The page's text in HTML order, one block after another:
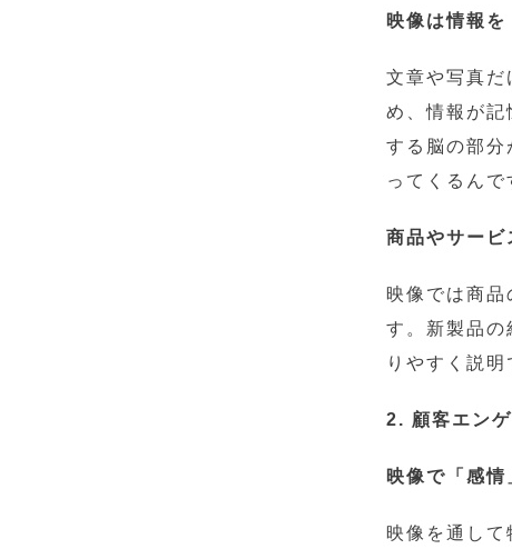
映像は情報を
文章や写真だ
め、情報が記
する脳の部分
ってくるんで
商品やサービ
映像では商品
す。新製品の
りやすく説
2. 顧客エン
映像で「感情
映像を通して